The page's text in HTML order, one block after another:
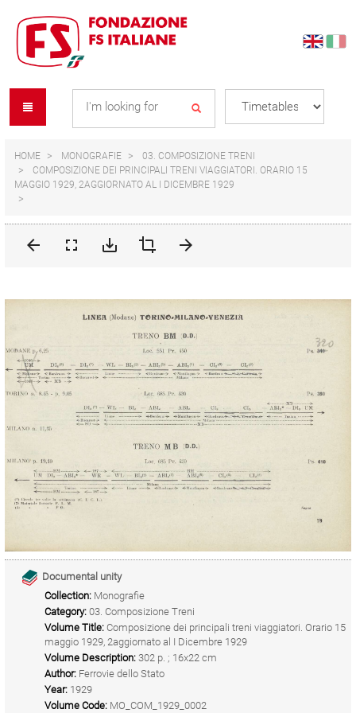
content
navigation
menu
HOME MONOGRAFIE
03. COMPOSIZIONE TRENI
COMPOSIZIONE DEI PRINCIPALI TRENI VIAGGIATORI. ORARIO 15
MAGGIO 1929, 2AGGIORNATO AL I DICEMBRE 1929
Documental unity
Collection: Monografie
Category: 03. Composizione Treni
Volume Title: Composizione dei principali treni viaggiatori. Orario 15
maggio 1929, 2aggiornato al I Dicembre 1929
Volume Description: 302 p. ; 16x22 cm
Author: Ferrovie dello Stato
Year: 1929
Volume Code: MO_COM_1929_0002